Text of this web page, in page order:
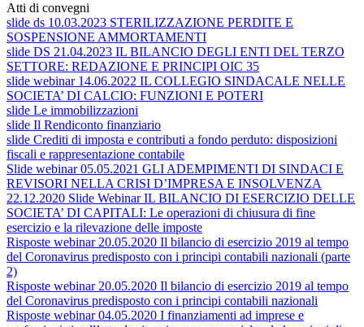
Atti di convegni
slide ds 10.03.2023 STERILIZZAZIONE PERDITE E
SOSPENSIONE AMMORTAMENTI
slide DS 21.04.2023 IL BILANCIO DEGLI ENTI DEL TERZO
SETTORE: REDAZIONE E PRINCIPI OIC 35
slide webinar 14.06.2022 IL COLLEGIO SINDACALE NELLE
SOCIETA’ DI CALCIO: FUNZIONI E POTERI
slide Le immobilizzazioni
slide Il Rendiconto finanziario
slide Crediti di imposta e contributi a fondo perduto: disposizioni
fiscali e rappresentazione contabile
Slide webinar 05.05.2021 GLI ADEMPIMENTI DI SINDACI E
REVISORI NELLA CRISI D’IMPRESA E INSOLVENZA
22.12.2020 Slide Webinar IL BILANCIO DI ESERCIZIO DELLE
SOCIETA’ DI CAPITALI: Le operazioni di chiusura di fine
esercizio e la rilevazione delle imposte
Risposte webinar 20.05.2020 Il bilancio di esercizio 2019 al tempo
del Coronavirus predisposto con i principi contabili nazionali (parte
2)
Risposte webinar 20.05.2020 Il bilancio di esercizio 2019 al tempo
del Coronavirus predisposto con i principi contabili nazionali
Risposte webinar 04.05.2020 I finanziamenti ad imprese e